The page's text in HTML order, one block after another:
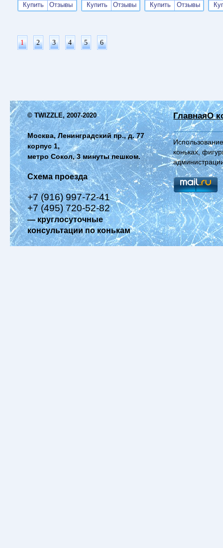
Купить
Отзывы
Купить
Отзывы
Купить
Отзывы
1 2 3 4 5 6
© TWIZZLE, 2007-2020
Москва, Ленинградский пр., д. 77
корпус 1,
метро Сокол, 3 минуты пешком.
Схема проезда
+7 (916) 997-72-41
+7 (495) 720-52-82
— круглосуточные
консультации по конькам
ГлавнаяО
коньках,